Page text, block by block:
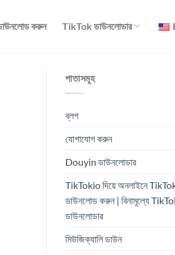
করুন TikTok ডাউনলোডার
পাতাসমূহ
ব্লগ
যোগাযোগ করুন
Douyin ডাউনলোডার
TikTokio দিয়ে অনলাইনে
ডাউনলোড করুন | বিনামূল্যে
ডাউনলোডার
মিউজিক্যালি ডাউন